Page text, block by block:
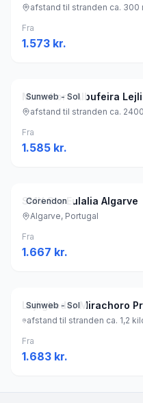
afstand til stranden ca. 300
Fra
1.573 kr.
Sunweb - Sol
Mirachoro Albufeira
afstand til stranden ca.
Fra
1.585 kr.
Corendon
SMY Sta Eulalia Algarve
Algarve, Portugal
Fra
1.667 kr.
Sunweb - Sol
Lejligheder Mirachoro
Fra
1.683 kr.